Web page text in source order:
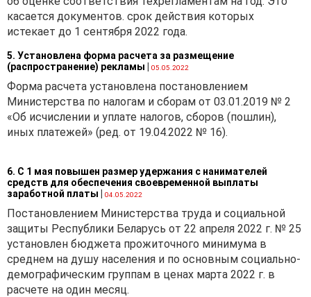
предпринимательства»
относятся
Республике Беларусь
со средней численностью
работников за календарный
год до 15 человек
включительно.
Министерство труда и
социальной защиты
своимпостановлениемот
23.12.2011 № 135 утвердило
Рекомендациипо перечню
документов, обязательных
для индивидуальных
касается документов. срок действия которых
истекает до 1 сентября 2022 года.
5. Установлена форма расчета за размещение
(распространение) рекламы
05.05.2022
Форма расчета установлена постановлением
Министерства по налогам и сборам от 03.01.2019 № 2
«Об исчислении и уплате налогов, сборов (пошлин),
иных платежей» (ред. от 19.04.2022 № 16).
6. С 1 мая повышен размер удержания с нанимателей
средств для обеспечения своевременной выплаты
заработной платы
04.05.2022
Постановлением Министерства труда и социальной
защиты Республики Беларусь от 22 апреля 2022 г. № 25
установлен бюджета прожиточного минимума в
среднем на душу населения и по основным социально-
демографическим группам в ценах марта 2022 г. в
расчете на один месяц.